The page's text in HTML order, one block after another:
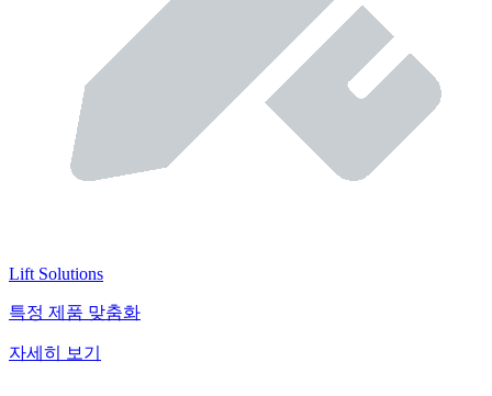
Lift Solutions
특정 제품 맞춤화
자세히 보기